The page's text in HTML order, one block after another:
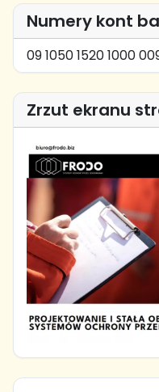
Numery kont
09 1050 1520 1000
Zrzut ekranu